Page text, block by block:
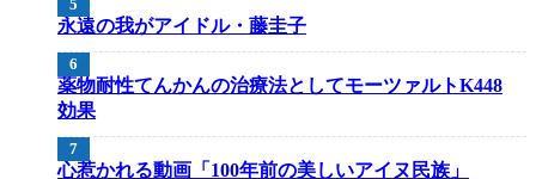
永遠の我がアイドル・藤圭子
薬物耐性てんかんの治療法としてモーツァルトK448
効果
心惹かれる動画「100年前の美しいアイヌ民族」